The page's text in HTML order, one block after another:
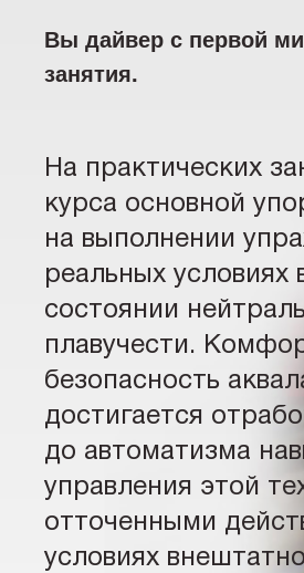
Вы дайвер с первой
занятия.
На практических
курса основной
на выполнении
реальных условиях
состоянии
плавучести.
безопасность
достигается
до автоматизма
управления этой
отточенными
условиях